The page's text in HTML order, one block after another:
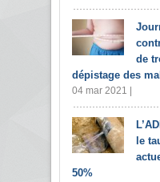
de
dépistage des
04 mar 2021 |
le
50%